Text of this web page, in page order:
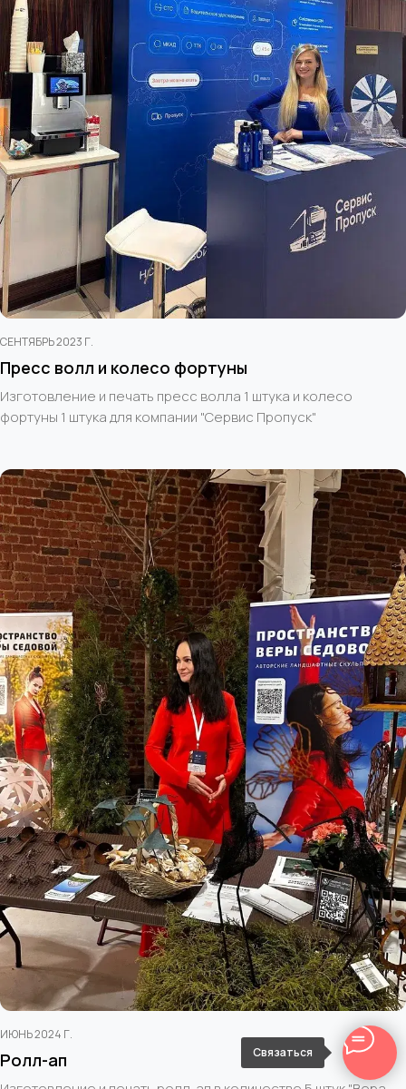
СЕНТЯБРЬ 2023 Г.
Пресс волл и колесо фортуны
Изготовление и печать пресс волла 1 штука и колесо
фортуны 1 штука для компании "Сервис Пропуск"
ИЮНЬ 2024 Г.
Ролл-ап Связаться